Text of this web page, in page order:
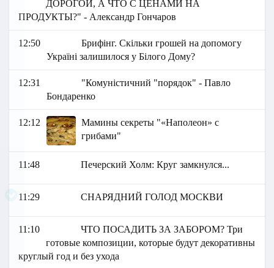
ДОРОГОЙ, А ЧТО С ЦЕНАМИ НА
ПРОДУКТЫ?" - Александр Гончаров
12:50
Брифінг. Скільки грошей на допомогу
Україні залишилося у Білого Дому?
12:31
"Комуністичний "порядок" - Павло
Бондаренко
12:12
Мамины секреты "«Наполеон» с
грибами"
11:48 Печерский Холм: Круг замкнулся...
11:29 СНАРЯДНИЙ ГОЛОД МОСКВИ
11:10
ЧТО ПОСАДИТЬ ЗА ЗАБОРОМ? Три
готовые композиции, которые будут декоративны
круглый год и без ухода